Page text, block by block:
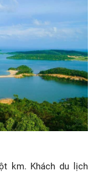
km. Khách du lịch